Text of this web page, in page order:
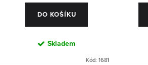
DO KOŠÍKU
Skladem
Kód: 1681